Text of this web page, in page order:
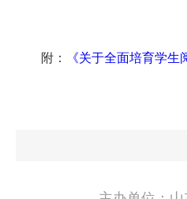
附： 《关于全面培育学